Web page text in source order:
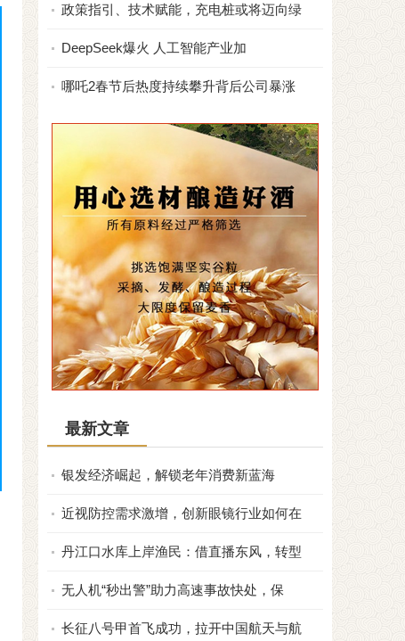
政策指引、技术赋能，充电桩或将迈向绿
DeepSeek爆火 人工智能产业加
哪吒2春节后热度持续攀升背后公司暴涨
最新文章
银发经济崛起，解锁老年消费新蓝海
近视防控需求激增，创新眼镜行业如何在
丹江口水库上岸渔民：借直播东风，转型
无人机“秒出警”助力高速事故快处，保
长征八号甲首飞成功，拉开中国航天与航